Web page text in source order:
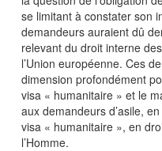
se limitant à constater son
demandeurs auraient dû
relevant du droit interne
l’Union européenne. Ces
dimension profondément
visa « humanitaire » et le
aux demandeurs d’asile,
visa « humanitaire », en
l’Homme.